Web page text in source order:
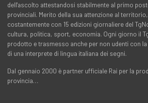
dell'ascolto attestandosi stabilmente al primo
provinciali. Merito della sua attenzione al
costantemente con 15 edizioni giornaliere del
cultura, politica, sport, economia. Ogni giorno il
prodotto e trasmesso anche per non udenti con
di una interprete di lingua italiana dei segni.
Dal gennaio 2000 è partner ufficiale Rai per la
provincia…